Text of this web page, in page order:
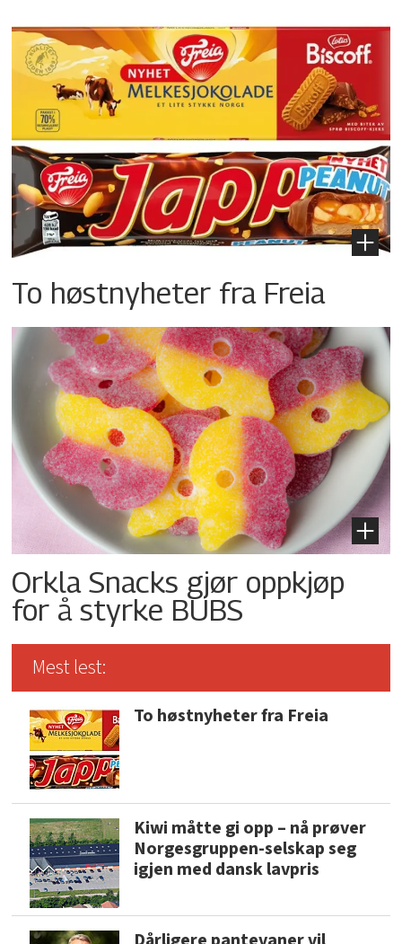
To høstnyheter fra Freia
Orkla Snacks gjør oppkjøp
for å styrke BUBS
Mest lest:
To høstnyheter fra Freia
Kiwi måtte gi opp – nå prøver
Norgesgruppen-selskap seg
igjen med dansk lavpris